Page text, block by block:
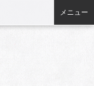
メニュー